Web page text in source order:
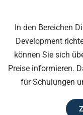
In den Bereichen
Development
können Sie sich
Preise informieren.
für Schulungen